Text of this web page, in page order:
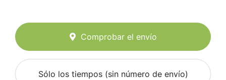
Comprobar el envío
Sólo los tiempos (sin número de envío)